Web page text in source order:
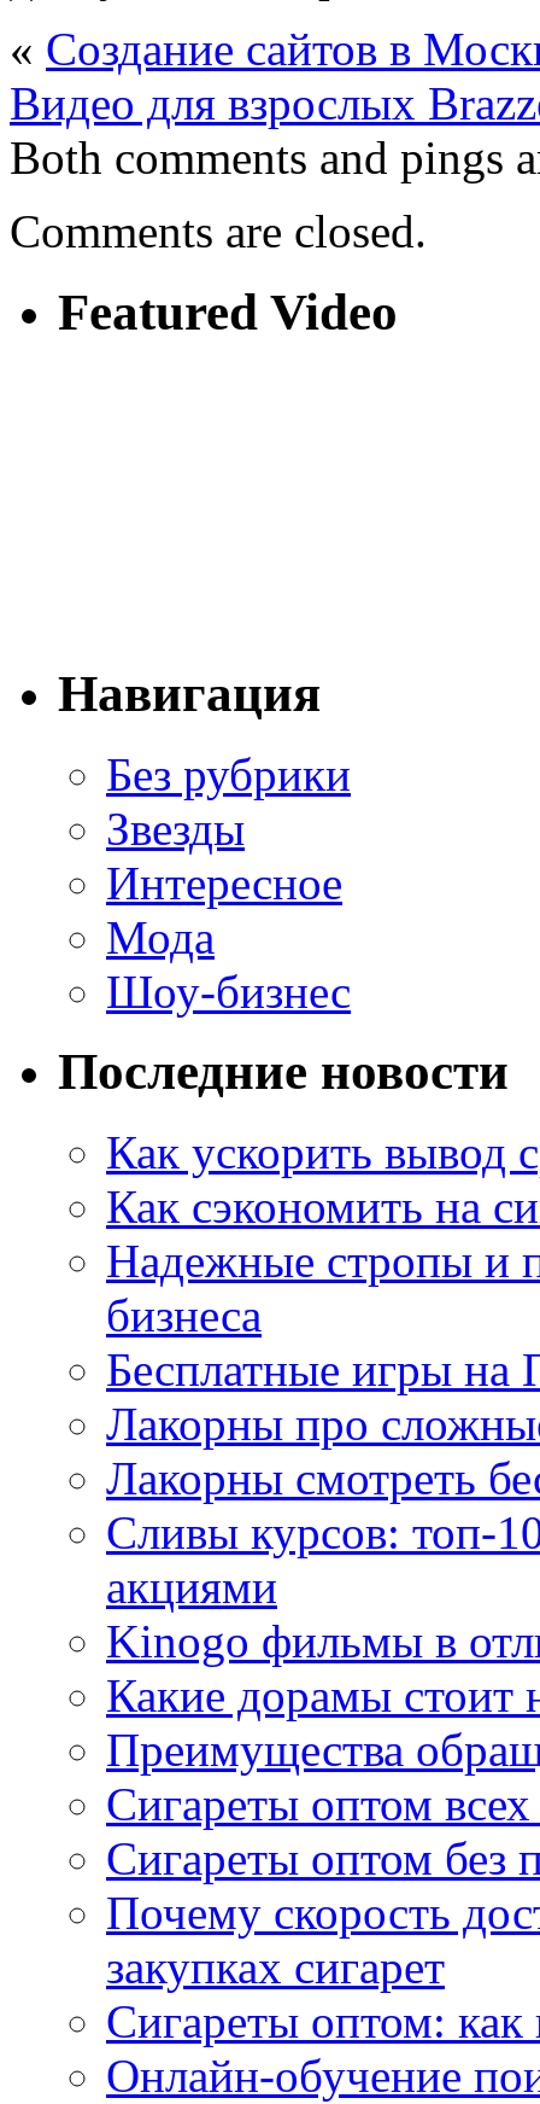
« Cоздание сайтов в
Видео для взрослых
Both comments and pings
Comments are closed.
Featured Video
Навигация
Без рубрики
Звезды
Интересное
Мода
Шоу-бизнес
Последние новости
Как ускорить вывод
Как сэкономить на
Надежные стропы и
бизнеса
Бесплатные игры на
Лакорны про
Лакорны смотреть
Сливы курсов: топ-
акциями
Kinogo фильмы в
Какие дорамы стоит
Преимущества
Сигареты оптом
Сигареты оптом без
Почему скорость
закупках сигарет
Сигареты оптом:
Онлайн-обучение